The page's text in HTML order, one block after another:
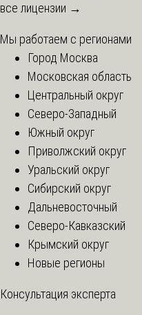
все лицензии →
Мы работаем с регионами
Город Москва
Московская область
Центральный округ
Северо-Западный
Южный округ
Приволжский округ
Уральский округ
Сибирский округ
Дальневосточный
Северо-Кавказский
Крымский округ
Новые регионы
Консультация эксперта